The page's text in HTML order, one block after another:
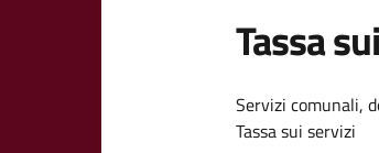
Tassa
Servizi comunali,
Tassa sui servizi